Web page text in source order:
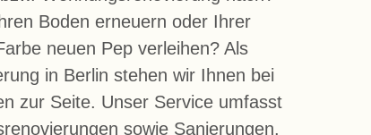
Boden erneuern oder Ihrer
neuen Pep verleihen? Als
in Berlin stehen wir Ihnen bei
zur Seite. Unser Service umfasst
sowie Sanierungen.